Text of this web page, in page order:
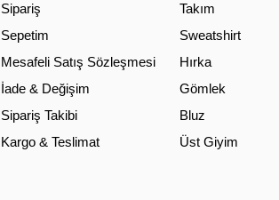
Sipariş
Sepetim
Mesafeli Satış Sözleşmesi
İade & Değişim
Sipariş Takibi
Kargo & Teslimat
Takım
Sweatshirt
Hırka
Gömlek
Bluz
Üst Giyim